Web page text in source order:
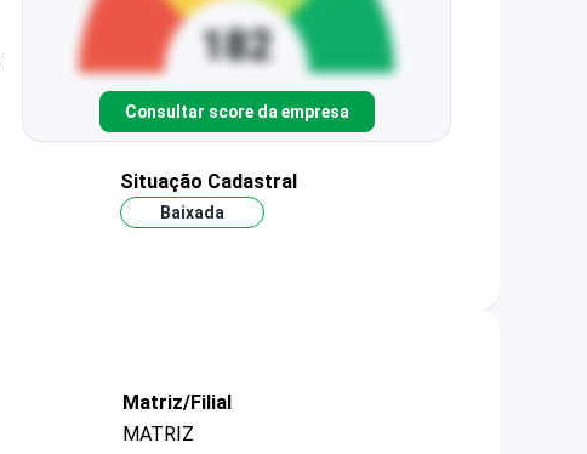
Consultar score da empresa
Situação Cadastral
Baixada
Matriz/Filial
MATRIZ